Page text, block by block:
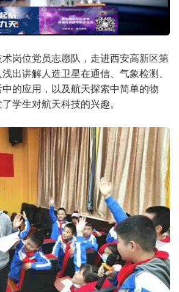
岗位党员志愿队，走进西安高新区第
出讲解人造卫星在通信、气象检测、
的应用，以及航天探索中简单的物
学生对航天科技的兴趣。